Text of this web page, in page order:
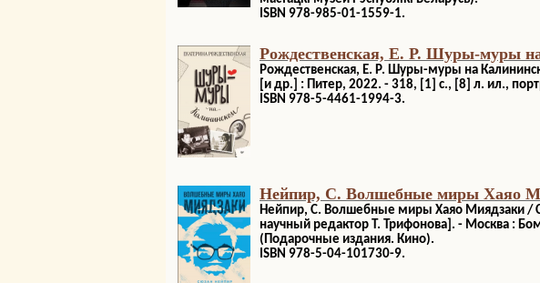
ISBN 978-985-01-1559-1.
Рождественская, Е. Р. Шуры-муры
Рождественская, Е. Р. Шуры-муры на
[и др.] : Питер, 2022. - 318, [1] с., [8] л. ил.,
ISBN 978-5-4461-1994-3.
Нейпир, С. Волшебные миры Хаяо
Нейпир, С. Волшебные миры Хаяо Миядзаки /
научный редактор Т. Трифонова]. - Москва :
(Подарочные издания. Кино).
ISBN 978-5-04-101730-9.